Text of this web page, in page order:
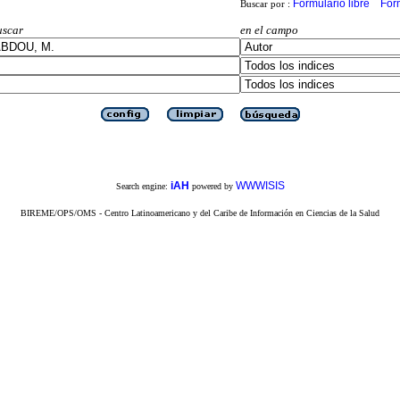
Buscar por : Formulario libre
en el campo
Search engine: iAH powered by WWWISIS
BIREME/OPS/OMS - Centro Latinoamericano y del Caribe de Información en Ciencias de la Salud